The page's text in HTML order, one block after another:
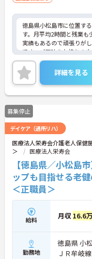
徳島県小松島市に位置す
す。月平均2時間と残業
実績もあるので頑張りが
です。ご興味をお持ちの
ください。
詳細を見る
募集停止
デイケア（通所リハ）
医療法人栄寿会介護老人保健
＞
医療法人栄寿会
【徳島県／小松島
ップも目指せる老
＜正職員＞
給料 月収 16.6
勤務地
徳島県 小
ＪＲ牟岐